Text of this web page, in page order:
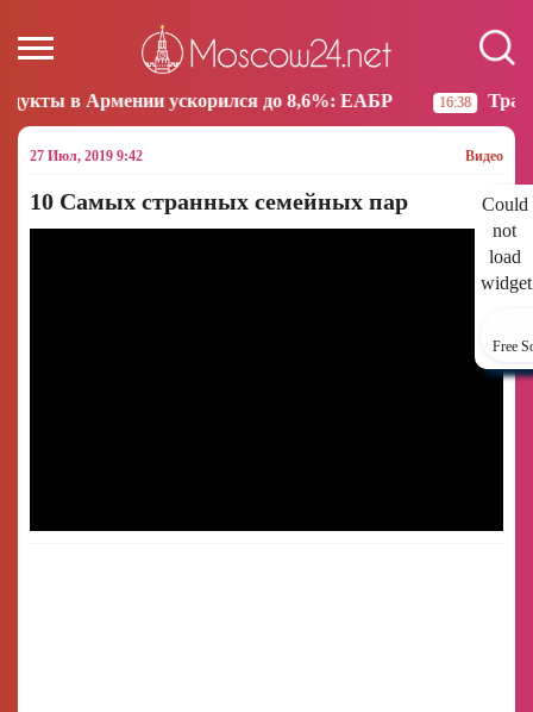
ускорился до 8,6%: ЕАБР 16:38 Трамп: США
27 Июл, 2019 9:42 Видео
Could
not
load
Free
10 Самых странных семейных пар